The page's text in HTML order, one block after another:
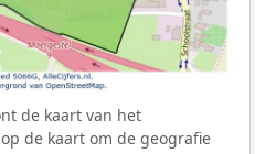
de kaart van het
de kaart om de geografie